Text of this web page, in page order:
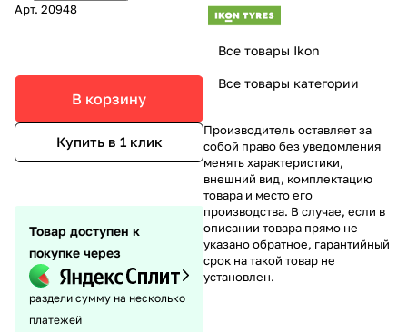
Арт. 20948
В корзину
Купить в 1 клик
Товар доступен к
покупке через
раздели сумму на несколько
платежей
Все товары Ikon
Все товары категории
Производитель оставляет за
собой право без уведомления
менять характеристики,
внешний вид, комплектацию
товара и место его
производства. В случае, если в
описании товара прямо не
указано обратное, гарантийный
срок на такой товар не
установлен.